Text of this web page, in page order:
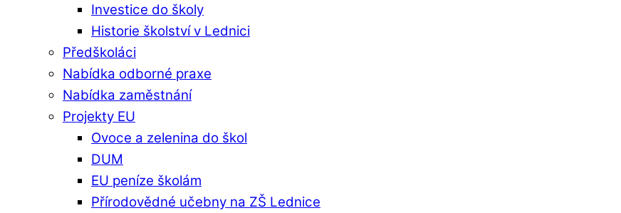
Investice do školy
Historie školství v Lednici
Předškoláci
Nabídka odborné praxe
Nabídka zaměstnání
Projekty EU
Ovoce a zelenina do škol
DUM
EU peníze školám
Přírodovědné učebny na ZŠ Lednice